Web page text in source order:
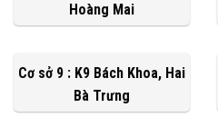
Hoàng Mai
Cơ sở 9 : K9 Bách Khoa, Hai
Bà Trưng